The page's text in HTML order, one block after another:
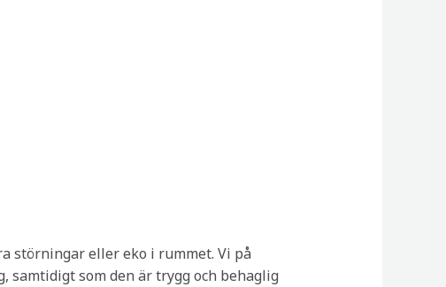
störningar eller eko i rummet. Vi på
som den är trygg och behaglig